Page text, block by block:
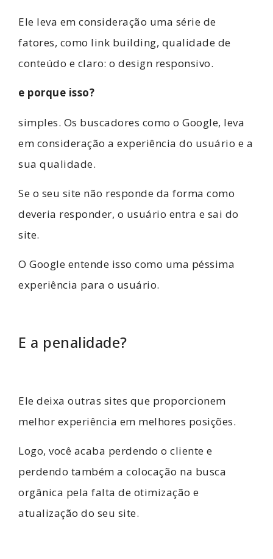
Ele leva em consideração uma série de
fatores, como link building, qualidade de
conteúdo e claro: o design responsivo.
e porque isso?
simples. Os buscadores como o Google, leva
em consideração a experiência do usuário e a
sua qualidade.
Se o seu site não responde da forma como
deveria responder, o usuário entra e sai do
site.
O Google entende isso como uma péssima
experiência para o usuário.
E a penalidade?
Ele deixa outras sites que proporcionem
melhor experiência em melhores posições.
Logo, você acaba perdendo o cliente e
perdendo também a colocação na busca
orgânica pela falta de otimização e
atualização do seu site.